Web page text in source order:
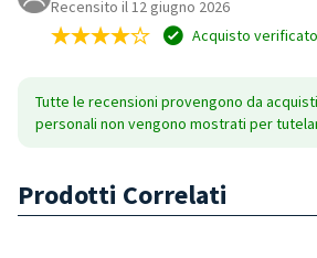
Recensito il 12 giugno 2026
Acquisto verificato
Tutte le recensioni provengono da
personali non vengono mostrati per
Prodotti Correlati